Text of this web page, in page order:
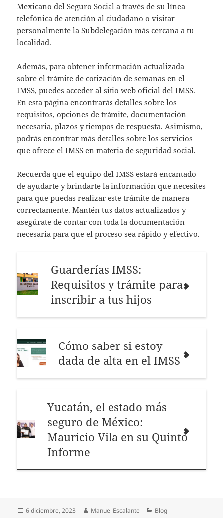
Mexicano del Seguro Social a través de su línea
telefónica de atención al ciudadano o visitar
personalmente la Subdelegación más cercana a tu
localidad.
Además, para obtener información actualizada
sobre el trámite de cotización de semanas en el
IMSS, puedes acceder al sitio web oficial del IMSS.
En esta página encontrarás detalles sobre los
requisitos, opciones de trámite, documentación
necesaria, plazos y tiempos de respuesta. Asimismo,
podrás encontrar más detalles sobre los servicios
que ofrece el IMSS en materia de seguridad social.
Recuerda que el equipo del IMSS estará encantado
de ayudarte y brindarte la información que necesites
para que puedas realizar este trámite de manera
correctamente. Mantén tus datos actualizados y
asegúrate de contar con toda la documentación
necesaria para que el proceso sea rápido y efectivo.
Guarderías IMSS:
Requisitos y trámite para
inscribir a tus hijos
Cómo saber si estoy
dada de alta en el IMSS
Yucatán, el estado más
seguro de México:
Mauricio Vila en su Quinto
Informe
Publicado
6 diciembre, 2023 Autor
Manuel Escalante Categorías
Blog